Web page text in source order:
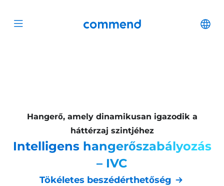
Open menu Commend
Hangerő, amely dinamikusan igazodik a
háttérzaj szintjéhez
Intelligens hangerőszabályozás
– IVC
Tökéletes beszédérthetőség